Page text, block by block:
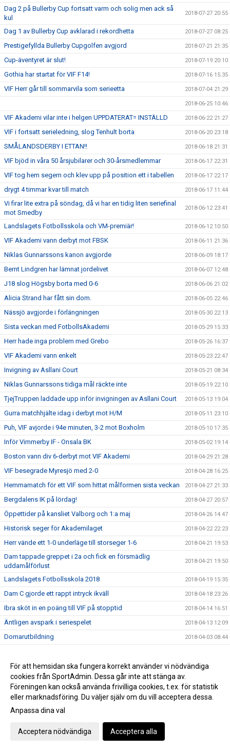
Dag 2 på Bullerby Cup fortsatt varm och solig men ack så
kul
2018-07-27 20:55
Dag 1 av Bullerby Cup avklarad i rekordhetta 2018-07-27 08:25
Prestigefyllda Bullerby Cupgolfen avgjord 2018-07-21 21:35
Cup-äventyret är slut! 2018-07-19 20:10
Gothia har startat för VIF F14! 2018-07-16 15:35
VIF Herr går till sommarvila som serieetta 2018-07-04 21:29
2018-06-25 10:46
VIF Akademi vilar inte i helgen UPPDATERAT= INSTÄLLD 2018-06-22 21:27
VIF i fortsatt serieledning, slog Tenhult borta 2018-06-20 23:18
SMÅLANDSDERBY I ETTAN!! 2018-06-18 21:31
VIF bjöd in våra 50 årsjubilarer och 30-årsmedlemmar 2018-06-17 22:31
VIF tog hem segern och klev upp på position ett i tabellen 2018-06-17 22:17
drygt 4 timmar kvar till match 2018-06-17 11:44
Vi firar lite extra på söndag, då vi har en tidig liten seriefinal
mot Smedby
2018-06-12 23:41
Landslagets Fotbollsskola och VM-premiär! 2018-06-12 10:50
VIF Akademi vann derbyt mot FBSK 2018-06-11 21:36
Niklas Gunnarssons kanon avgjorde 2018-06-09 18:17
Bernt Lindgren har lämnat jordelivet 2018-06-07 12:48
J18 slog Högsby borta med 0-6 2018-06-06 21:02
Alicia Strand har fått sin dom. 2018-06-05 22:46
Nässjö avgjorde i förlängningen 2018-05-30 22:13
Sista veckan med FotbollsAkademi 2018-05-29 15:33
Herr hade inga problem med Grebo 2018-05-26 16:37
VIF Akademi vann enkelt 2018-05-23 22:47
Invigning av Asllani Court 2018-05-21 08:34
Niklas Gunnarssons tidiga mål räckte inte 2018-05-19 22:10
TjejTruppen laddade upp inför invigningen av Asllani Court 2018-05-13 19:04
Gurra matchhjälte idag i derbyt mot H/M 2018-05-11 23:10
Puh, VIF avjorde i 94e minuten, 3-2 mot Boxholm 2018-05-10 17:35
Inför Vimmerby IF - Onsala BK 2018-05-02 19:14
Boston vann div 6-derbyt mot VIF Akademi 2018-04-29 21:28
VIF besegrade Myresjö med 2-0 2018-04-28 16:25
Hemmamatch för ett VIF som hittat målformen sista veckan 2018-04-27 21:33
Bergdalens IK på lördag! 2018-04-27 20:57
Öppettider på kansliet Valborg och 1:a maj 2018-04-26 14:47
Historisk seger för Akademilaget 2018-04-22 22:23
Herr vände ett 1-0 underläge till storseger 1-6 2018-04-21 19:53
Dam tappade greppet i 2a och fick en försmädlig
uddamålförlust
2018-04-21 19:50
Landslagets Fotbollsskola 2018 2018-04-19 15:35
Dam C gjorde ett rappt intryck ikväll 2018-04-18 23:26
Ibra sköt in en poäng till VIF på stopptid 2018-04-14 16:51
Äntligen avspark i seriespelet 2018-04-13 12:09
Domarutbildning 2018-04-03 08:44
Succé igen, breddturneringens charm står sig över tid 2018-03-20 22:39
Då var det dags att sparka igång Breddturneringen 2018-03-15 14:11
SM-dagarna avslutades med optimal glädje 2018-03-11 17:46
Vimmerby Sparbank och Vimmerby IF arrangerar återigen
Bra fart och 3 matcher i helgen!
För att hemsidan ska fungera korrekt använder vi nödvändiga
cookies från SportAdmin. Dessa går inte att stänga av.
Föreningen kan också använda frivilliga cookies, t.ex. för statistik
eller marknadsföring. Du väljer själv om du vill acceptera dessa.
Anpassa dina val
Acceptera nödvändiga Acceptera alla